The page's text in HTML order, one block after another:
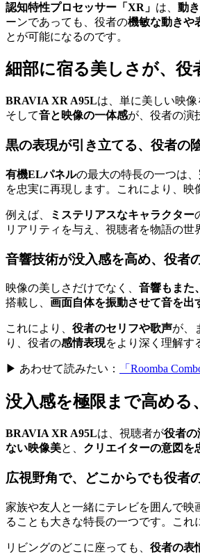
認知特性プロセッサー「XR」 は、 動
ーンであっても、役者の機敏な動きや
とが可能になるのです。
細部に宿る美しさが、役
BRAVIA XR A95Lは、単に美しい映像
そして音と映像の一体感が、役者の演
黒の表現が引き立てる、役者の
有機ELパネルの最大の特長の一つは、
を忠実に再現します。これにより、映
例えば、 ミステリアスなキャラクター
リアリティを与え、視聴者を物語の世
音響技術が没入感を高め、役者
映像の美しさだけでなく、 音響もまた
搭載し、 画面自体を振動させて音を出
これにより、 役者のセリフや歌声が、
り、役者の感情表現をより深く理解す
▶ あわせて読みたい： 「Roomba
没入感を極限まで高める
BRAVIA XR A95Lは、視聴者が役者の
ない映像美と、 クリエイターの意図を
広視野角で、どこからでも役者
家族や友人と一緒にテレビを囲んで映
ることも大きな特長の一つです。これ
リビングのどこに座っても、 役者の表